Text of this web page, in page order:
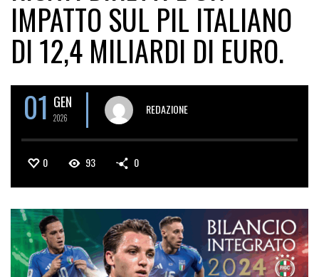
IMPATTO SUL PIL ITALIANO
DI 12,4 MILIARDI DI EURO.
01 GEN
2026
REDAZIONE
0 93 0